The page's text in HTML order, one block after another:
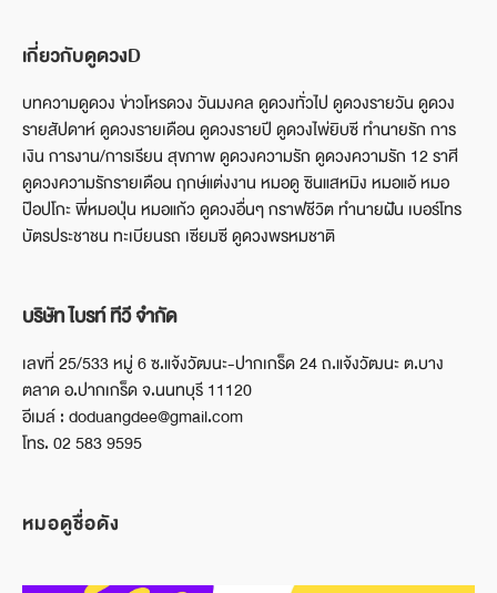
เกี่ยวกับดูดวงD
บทความดูดวง ข่าวโหรดวง วันมงคล ดูดวงทั่วไป ดูดวงรายวัน ดูดวง
รายสัปดาห์ ดูดวงรายเดือน ดูดวงรายปี ดูดวงไพ่ยิบซี ทำนายรัก การ
เงิน การงาน/การเรียน สุขภาพ ดูดวงความรัก ดูดวงความรัก 12 ราศี
ดูดวงความรักรายเดือน ฤกษ์แต่งงาน หมอดู ซินแสหมิง หมอแอ้ หมอ
ป๊อปโกะ พี่หมอปุ่น หมอแก้ว ดูดวงอื่นๆ กราฟชีวิต ทำนายฝัน เบอร์โทร
บัตรประชาชน ทะเบียนรถ เซียมซี ดูดวงพรหมชาติ
บริษัท ไบรท์ ทีวี จำกัด
เลขที่ 25/533 หมู่ 6 ซ.แจ้งวัฒนะ-ปากเกร็ด 24 ถ.แจ้งวัฒนะ ต.บาง
ตลาด อ.ปากเกร็ด จ.นนทบุรี 11120
อีเมล์ : doduangdee@gmail.com
โทร. 02 583 9595
หมอดูชื่อดัง